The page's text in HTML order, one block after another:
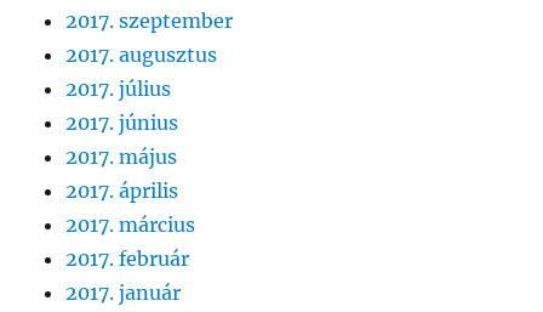
2017. szeptember
2017. augusztus
2017. július
2017. június
2017. május
2017. április
2017. március
2017. február
2017. január